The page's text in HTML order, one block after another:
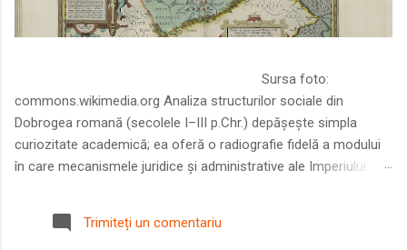
Sursa foto:
commons.wikimedia.org Analiza structurilor sociale din
Dobrogea romană (secolele I–III p.Chr.) depășește simpla
curiozitate academică; ea oferă o radiografie fidelă a modului
în care mecanismele juridice și administrative ale Imperiului
Într-o epocă în care prosperitatea excepțională a lumii romane
era susținută de o mobilitate socială dinamică și de o libertate
Trimiteți un comentariu